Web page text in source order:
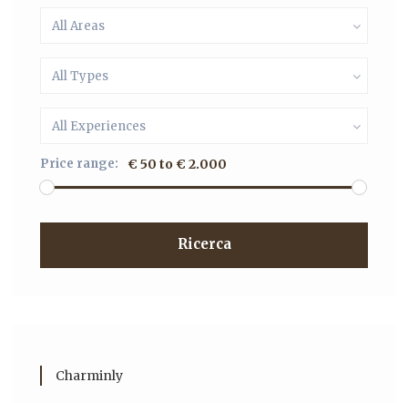
All Areas
All Types
All Experiences
Price range: € 50 to € 2.000
Ricerca
Charminly